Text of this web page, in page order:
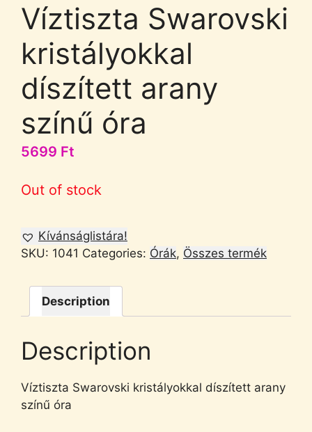
Víztiszta Swarovski
kristályokkal
díszített arany
színű óra
5699 Ft
Out of stock
Kívánságlistára!
SKU: 1041 Categories: Órák, Összes termék
Description
Description
Víztiszta Swarovski kristályokkal díszített arany
színű óra